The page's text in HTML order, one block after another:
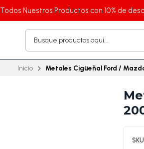
Todos Nuestros Productos con 10% de
Inicio Metales Cigüeñal Ford /